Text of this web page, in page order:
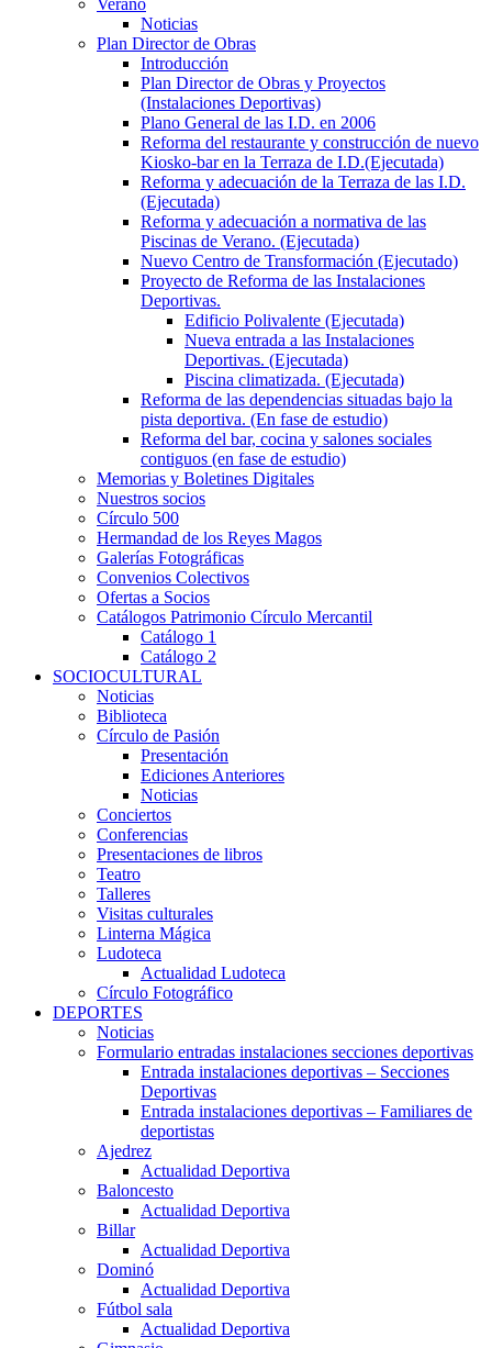
Verano
Noticias
Plan Director de Obras
Introducción
Plan Director de Obras y Proyectos
(Instalaciones Deportivas)
Plano General de las I.D. en 2006
Reforma del restaurante y construcción de nuevo
Kiosko-bar en la Terraza de I.D.(Ejecutada)
Reforma y adecuación de la Terraza de las I.D.
(Ejecutada)
Reforma y adecuación a normativa de las
Piscinas de Verano. (Ejecutada)
Nuevo Centro de Transformación (Ejecutado)
Proyecto de Reforma de las Instalaciones
Deportivas.
Edificio Polivalente (Ejecutada)
Nueva entrada a las Instalaciones
Deportivas. (Ejecutada)
Piscina climatizada. (Ejecutada)
Reforma de las dependencias situadas bajo la
pista deportiva. (En fase de estudio)
Reforma del bar, cocina y salones sociales
contiguos (en fase de estudio)
Memorias y Boletines Digitales
Nuestros socios
Círculo 500
Hermandad de los Reyes Magos
Galerías Fotográficas
Convenios Colectivos
Ofertas a Socios
Catálogos Patrimonio Círculo Mercantil
Catálogo 1
Catálogo 2
SOCIOCULTURAL
Noticias
Biblioteca
Círculo de Pasión
Presentación
Ediciones Anteriores
Noticias
Conciertos
Conferencias
Presentaciones de libros
Teatro
Talleres
Visitas culturales
Linterna Mágica
Ludoteca
Actualidad Ludoteca
Círculo Fotográfico
DEPORTES
Noticias
Formulario entradas instalaciones secciones deportivas
Entrada instalaciones deportivas – Secciones
Deportivas
Entrada instalaciones deportivas – Familiares de
deportistas
Ajedrez
Actualidad Deportiva
Baloncesto
Actualidad Deportiva
Billar
Actualidad Deportiva
Dominó
Actualidad Deportiva
Fútbol sala
Actualidad Deportiva